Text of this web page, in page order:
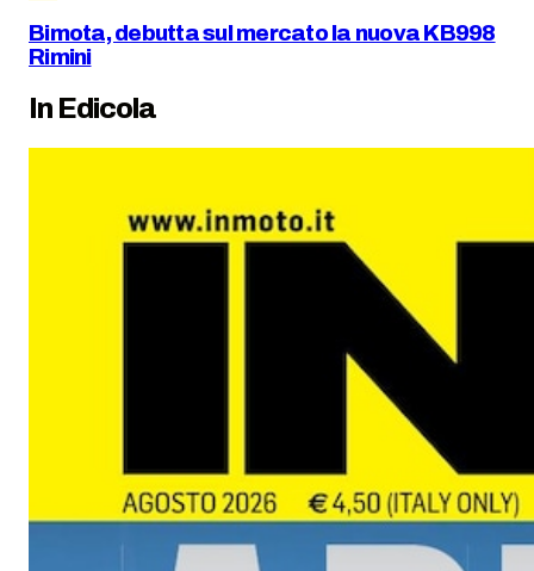
Bimota, debutta sul mercato la nuova KB998
Rimini
In Edicola